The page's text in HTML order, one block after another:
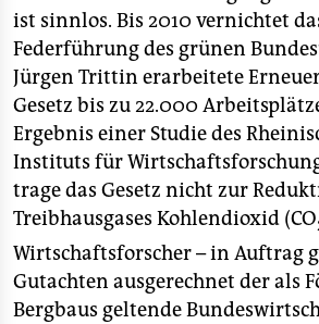
shop
fragen & hilfe
unterstützen
abo
genossenschaft
epaper login
ist sinnlos. Bis 2010 vernichtet
Federführung des grünen
Jürgen Trittin erarbeitete
Gesetz bis zu 22.000
Ergebnis einer Studie des
Instituts für Wirtschaftsforschung
trage das Gesetz nicht zur
Treibhausgases Kohlendioxid (CO
Wirtschaftsforscher – in Auftrag
Gutachten ausgerechnet der als
Bergbaus geltende